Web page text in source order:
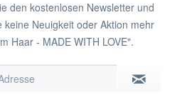
den kostenlosen Newsletter und
keine Neuigkeit oder Aktion mehr
Haar - MADE WITH LOVE".